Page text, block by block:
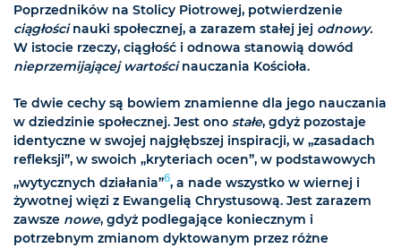
Poprzedników na Stolicy Piotrowej, potwierdzenie
ciągłościnauki społecznej, a zarazem stałej jej odnowy.
W istocie rzeczy, ciągłość i odnowa stanowią dowód
nieprzemijającej wartościnauczania Kościoła.
Te dwie cechy są bowiem znamienne dla jego nauczania
w dziedzinie społecznej. Jest ono stałe, gdyż pozostaje
identyczne w swojej najgłębszej inspiracji, w „zasadach
refleksji”, w swoich „kryteriach ocen”, w podstawowych
„wytycznych działania”6, a nade wszystko w wiernej i
żywotnej więzi z Ewangelią Chrystusową. Jest zarazem
zawsze nowe, gdyż podlegające koniecznym i
potrzebnym zmianom dyktowanym przez różne